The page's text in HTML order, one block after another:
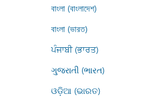
বাংলা (বাংলাদেশ)
বাংলা (ভারত)
ਪੰਜਾਬੀ (ਭਾਰਤ)
ગુજરાતી (ભારત)
ଓଡ଼ିଆ (ଭାରତ)